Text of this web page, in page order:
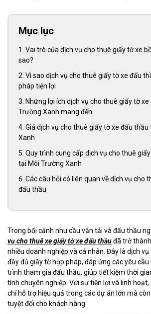
Mục lục
Vai trò của dịch vụ cho thuê giấy tờ xe
sao?
Vì sao dịch vụ cho thuê giấy tờ xe đấu
pháp tiện lợi
Những lợi ích dịch vụ cho thuê giấy tờ
Trường Xanh mang đến
Giá dịch vụ cho thuê giấy tờ xe đấu
Xanh
Quy trình cung cấp dịch vụ cho thuê
tại Môi Trường Xanh
Các câu hỏi có liên quan về dịch vụ cho
đấu thầu
Trong bối cảnh nhu cầu vận tải và đấu thầu
vụ cho thuê xe giấy tờ xe đấu thầuđã trở
nhiều doanh nghiệp và cá nhân. Đây là dịch
đầy đủ giấy tờ hợp pháp, đáp ứng các yêu
trình tham gia đấu thầu, giúp tiết kiệm thời
tính chuyên nghiệp. Với sự tiện lợi và linh
chỉ hỗ trợ hiệu quả trong các dự án lớn mà
tuyệt đối cho khách hàng.